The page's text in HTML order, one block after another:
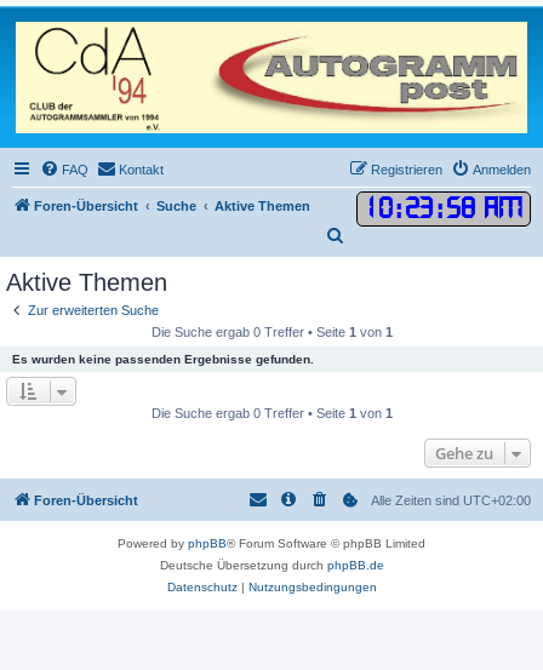
FAQ Kontakt Anmelden
Registrieren
Foren-Übersicht Suche Aktive Themen 10:23:58 AM
Aktive Themen
Zur erweiterten Suche
Die Suche ergab 0 Treffer • Seite 1 von 1
Es wurden keine passenden Ergebnisse gefunden.
Die Suche ergab 0 Treffer • Seite 1 von 1
Gehe zu
Foren-Übersicht Alle Zeiten sind UTC+02:00
Powered by phpBB® Forum Software © phpBB Limited
Deutsche Übersetzung durch phpBB.de
Datenschutz| Nutzungsbedingungen